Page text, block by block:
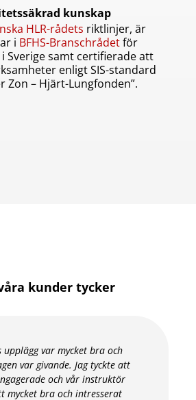
kunskap
HLR-rådets riktlinjer, är
i BFHS-Branschrådetför
Sverige samt certifierade att
enligt SIS-standard
Zon – Hjärt-Lungfonden”.
kunder tycker
upplägg var mycket bra och
var givande. Jag tyckte att
och vår instruktör
mycket bra och intresserat